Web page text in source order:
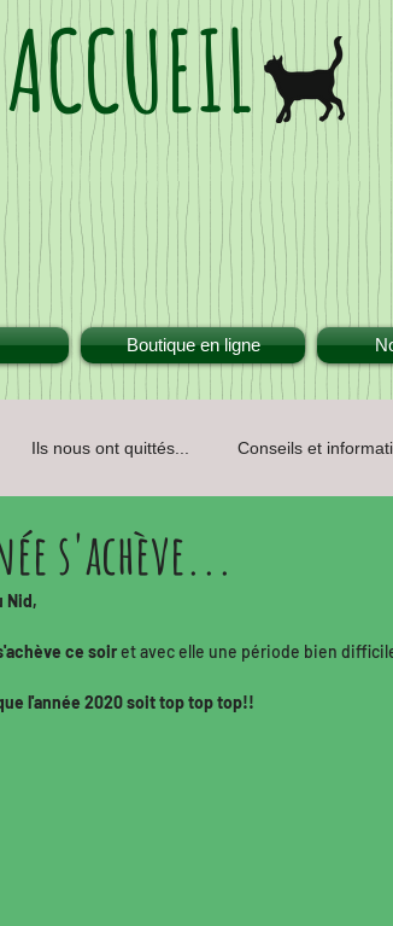
Boutique en ligne
Ils nous ont quittés... Conseils et
Des nouvelles de nos adoptés
doc? Bilan de cette
s'achève...
Nid,
ce soir et avec elle une période bien
l'année 2020 soit top top top!!